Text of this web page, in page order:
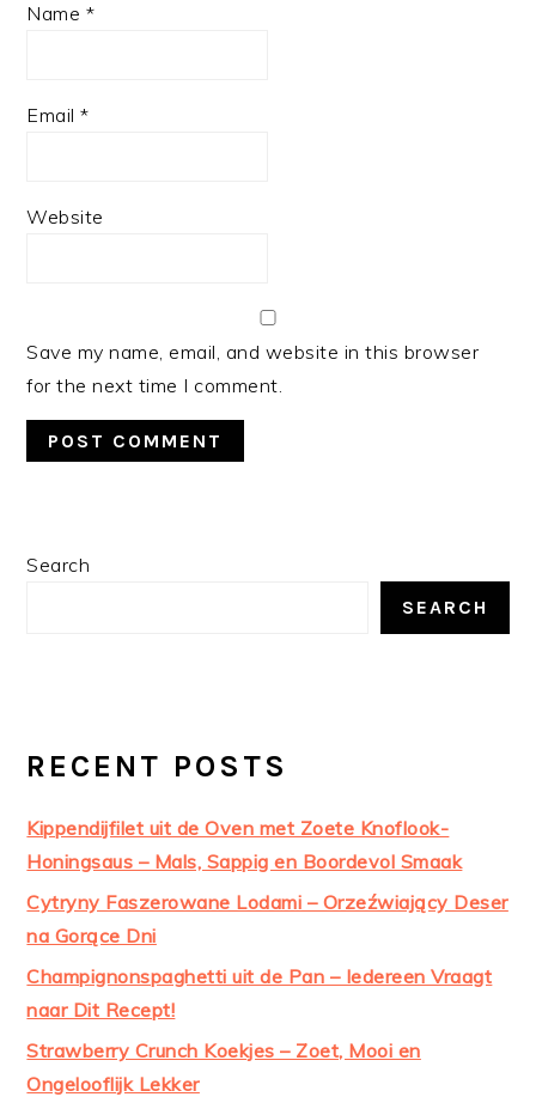
Name *
Email*
Website
Save my name, email, and website in this browser
for the next time I comment.
PRIMARY
Search
SEARCH
RECENT POSTS
Kippendijfilet uit de Oven met Zoete Knoflook-
Honingsaus – Mals, Sappig en Boordevol Smaak
Cytryny Faszerowane Lodami – Orzeźwiający Deser
na Gorące Dni
Champignonspaghetti uit de Pan – Iedereen Vraagt
naar Dit Recept!
Strawberry Crunch Koekjes – Zoet, Mooi en
Ongelooflijk Lekker